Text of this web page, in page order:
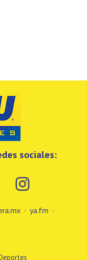
sociales:
· ya.fm ·